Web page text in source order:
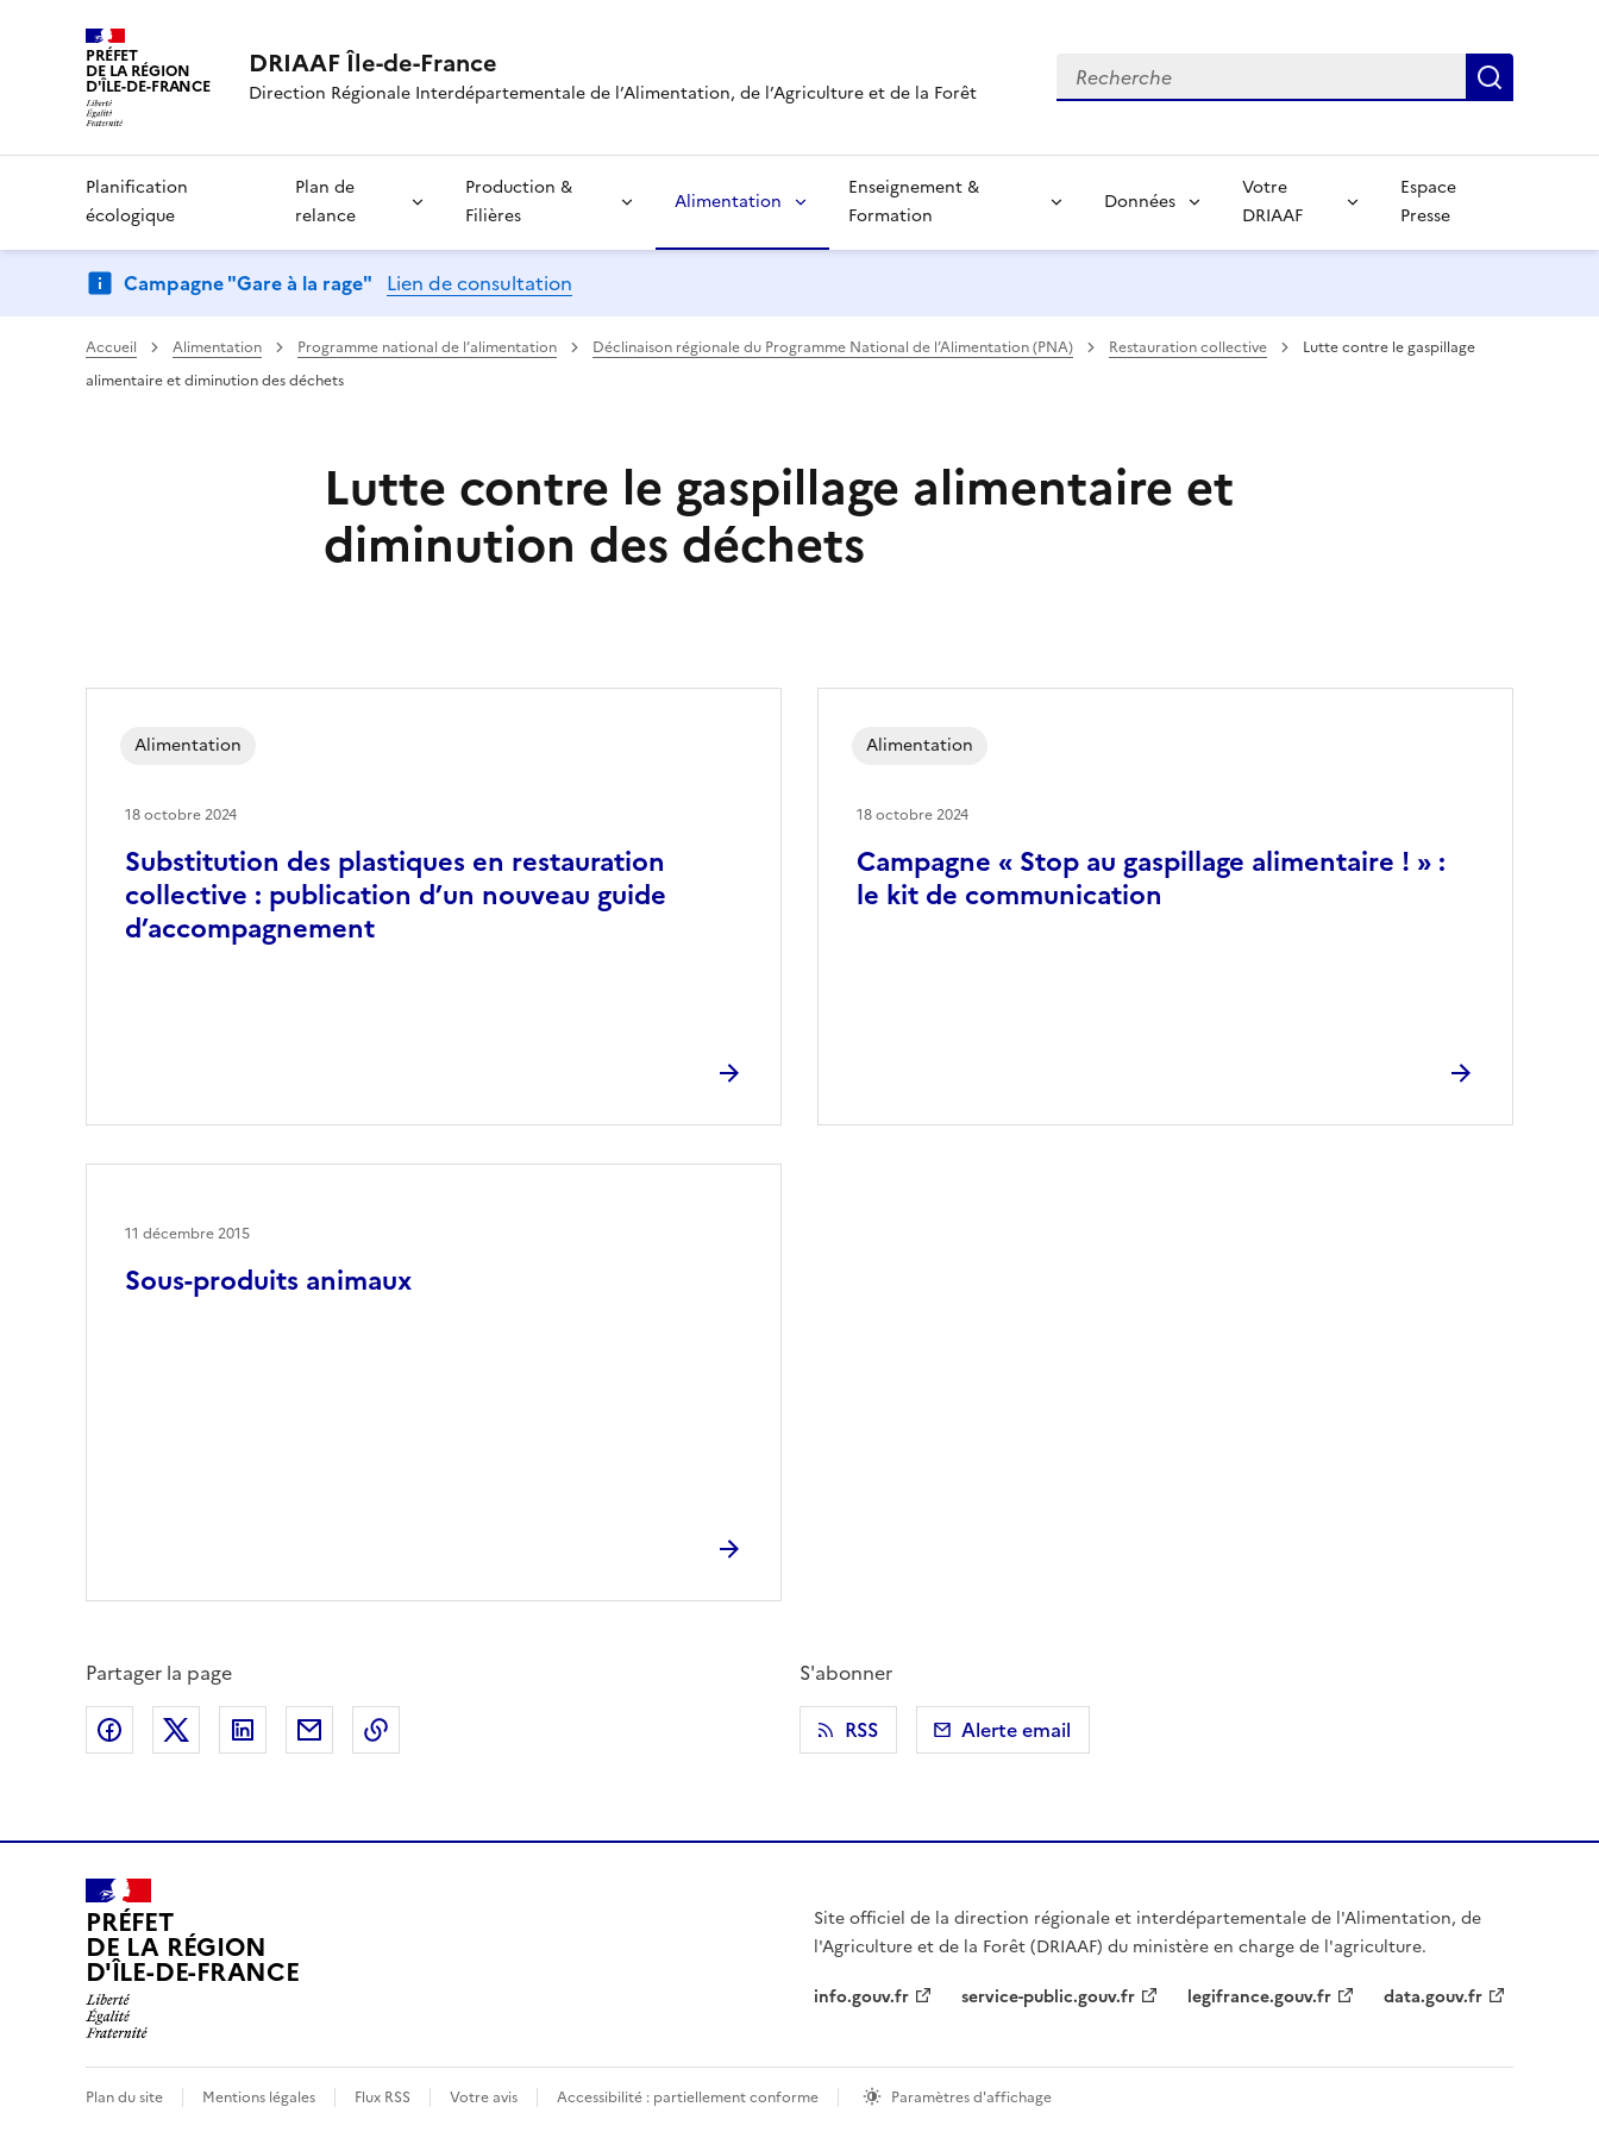
PRÉFET
DE LA RÉGION
D'ÎLE-DE-FRANCE
DRIAAF Île-de-France
Direction Régionale Interdépartementale de l’Alimentation, de l’Agriculture et de la Forêt
Recherche
Planification
écologique
Plan de
relance
Production &
Filières
Alimentation
Enseignement &
Formation
Données
Votre
DRIAAF
Espace
Presse
Campagne "Gare à la rage" Lien de consultation
Accueil Alimentation Programme national de l’alimentation Déclinaison régionale du Programme National de l’Alimentation (PNA) Restauration collective
Lutte contre le gaspillage
alimentaire et diminution des déchets
Lutte contre le gaspillage alimentaire et
diminution des déchets
Substitution des plastiques en restauration
collective : publication d’un nouveau guide
d’accompagnement
Alimentation
18 octobre 2024
Campagne « Stop au gaspillage alimentaire ! » :
le kit de communication
Alimentation
18 octobre 2024
Sous-produits animaux
11 décembre 2015
Partager la page
Partager sur Facebook
Partager sur X (anciennement Twitter)
Partager sur LinkedIn
Partager par email
S'abonner
RSS
Alerte email
PRÉFET
DE LA RÉGION
D'ÎLE-DE-FRANCE
Site officiel de la direction régionale et interdépartementale de l'Alimentation, de
l'Agriculture et de la Forêt (DRIAAF) du ministère en charge de l'agriculture.
info.gouv.fr
service-public.gouv.fr legifrance.gouv.fr data.gouv.fr
Plan du site Mentions légales Flux RSS Votre avis Accessibilité : partiellement conforme Paramètres d'affichage